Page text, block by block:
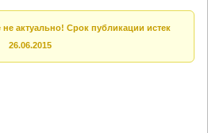
актуально! Срок публикации истек
26.06.2015